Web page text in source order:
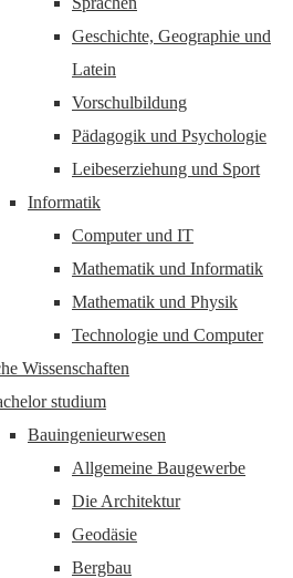
Geschichte, Geographie und
Latein
Vorschulbildung
Pädagogik und Psychologie
Leibeserziehung und Sport
Informatik
Computer und IT
Mathematik und Informatik
Mathematik und Physik
Technologie und Computer
Wissenschaften
studium
Bauingenieurwesen
Allgemeine Baugewerbe
Die Architektur
Geodäsie
Bergbau